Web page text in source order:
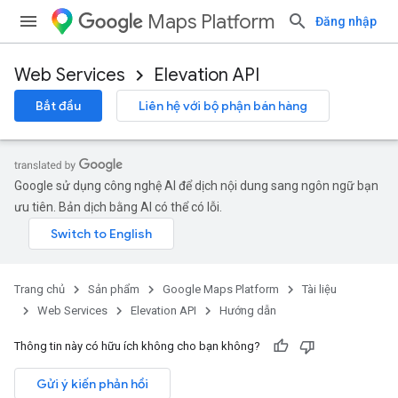
Maps Platform Đăng nhập
Web Services Elevation API
Bắt đầu Liên hệ với bộ phận bán hàng
Google sử dụng công nghệ AI để dịch nội dung sang ngôn ngữ bạn
ưu tiên. Bản dịch bằng AI có thể có lỗi.
Trang chủ Sản phẩm Google Maps Platform
Tài liệu
Web Services
Elevation API Hướng dẫn
Thông tin này có hữu ích không cho bạn không?
Gửi ý kiến phản hồi